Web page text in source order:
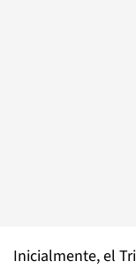
Inicialmente, el